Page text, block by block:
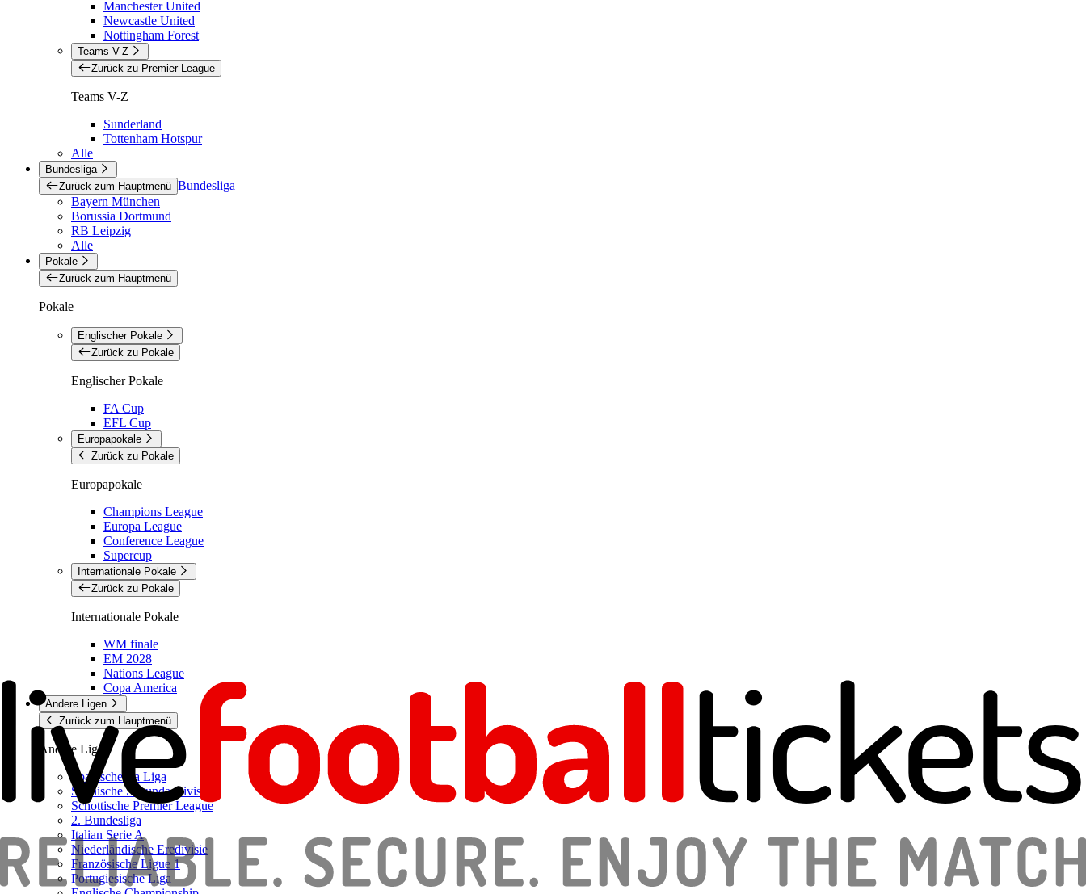
Manchester United
Newcastle United
Nottingham Forest
Teams V-Z
Zurück zu Premier League
Teams V-Z
Sunderland
Tottenham Hotspur
Alle
Bundesliga
Zurück zum Hauptmenü Bundesliga
Bayern München
Borussia Dortmund
RB Leipzig
Alle
Pokale
Zurück zum Hauptmenü
Pokale
Englischer Pokale
Zurück zu Pokale
Englischer Pokale
FA Cup
EFL Cup
Europapokale
Zurück zu Pokale
Europapokale
Champions League
Europa League
Conference League
Supercup
Internationale Pokale
Zurück zu Pokale
Internationale Pokale
WM finale
EM 2028
Nations League
Copa America
Andere Ligen
Zurück zum Hauptmenü
Andere Ligen
Spanische La Liga
Spanische Segunda Division
Schottische Premier League
2. Bundesliga
Italian Serie A
Niederländische Eredivisie
Französische Ligue 1
Portugiesische Liga